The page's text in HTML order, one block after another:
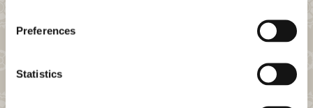
Preferences
Statistics